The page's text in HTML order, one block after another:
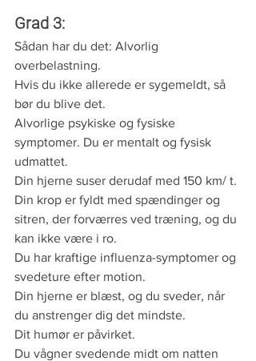
Grad 3:
Sådan har du det: Alvorlig
overbelastning.
Hvis du ikke allerede er sygemeldt, så
bør du blive det.
Alvorlige psykiske og fysiske
symptomer. Du er mentalt og fysisk
udmattet.
Din hjerne suser derudaf med 150 km/ t.
Din krop er fyldt med spændinger og
sitren, der forværres ved træning, og du
kan ikke være i ro.
Du har kraftige influenza-symptomer og
svedeture efter motion.
Din hjerne er blæst, og du sveder, når
du anstrenger dig det mindste.
Dit humør er påvirket.
Du vågner svedende midt om natten